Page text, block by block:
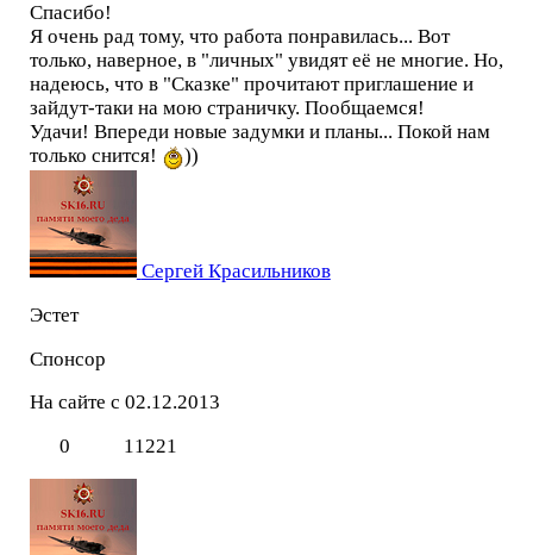
Спасибо!
Я очень рад тому, что работа понравилась... Вот
только, наверное, в "личных" увидят её не многие. Но,
надеюсь, что в "Сказке" прочитают приглашение и
зайдут-таки на мою страничку. Пообщаемся!
Удачи! Впереди новые задумки и планы... Покой нам
только снится!
))
Сергей Красильников
Эстет
Спонсор
На сайте с 02.12.2013
0
11221